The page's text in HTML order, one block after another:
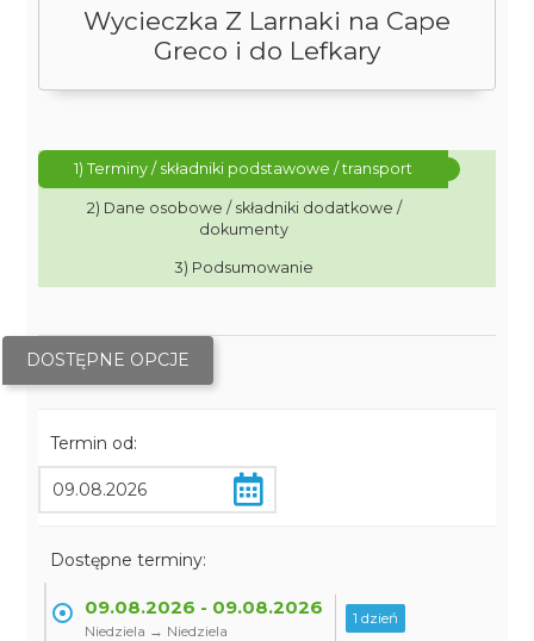
Wycieczka Z Larnaki na Cape
Greco i do Lefkary
1) Terminy / składniki podstawowe / transport
2) Dane osobowe / składniki dodatkowe /
dokumenty
3) Podsumowanie
DOSTĘPNE OPCJE
Termin od:
Dostępne terminy:
09.08.2026 - 09.08.2026
Niedziela → Niedziela
1 dzień